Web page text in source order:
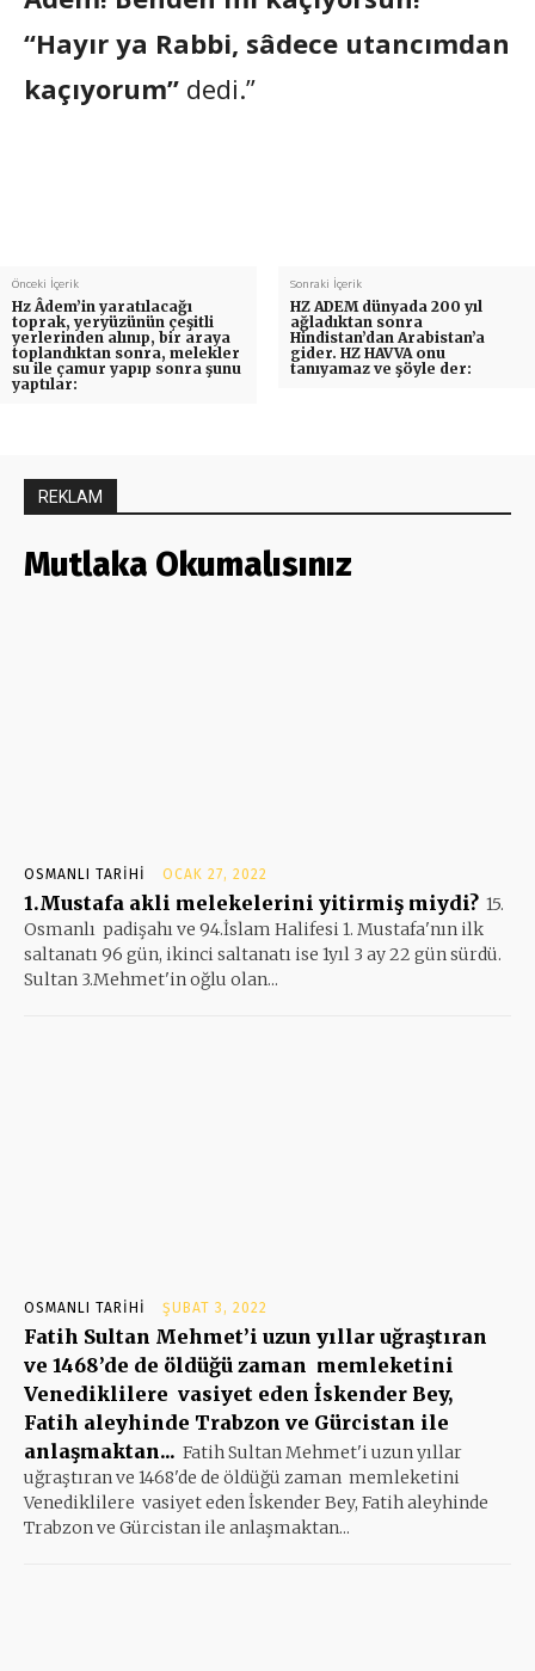
“Hayır ya Rabbi, sâdece utancımdan
kaçıyorum” dedi.”
Önceki İçerik
Hz Âdem’in yaratılacağı
toprak, yeryüzünün çeşitli
yerlerinden alınıp, bir araya
toplandıktan sonra, melekler
su ile çamur yapıp sonra şunu
yaptılar:
Sonraki İçerik
HZ ADEM dünyada 200 yıl
ağladıktan sonra
Hindistan’dan Arabistan’a
gider. HZ HAVVA onu
tanıyamaz ve şöyle der:
REKLAM
Mutlaka Okumalısınız
OSMANLI TARIHI OCAK 27, 2022
1.Mustafa akli melekelerini yitirmiş miydi? 15.
Osmanlı padişahı ve 94.İslam Halifesi 1. Mustafa'nın ilk
saltanatı 96 gün, ikinci saltanatı ise 1yıl 3 ay 22 gün sürdü.
Sultan 3.Mehmet'in oğlu olan...
OSMANLI TARIHI ŞUBAT 3, 2022
Fatih Sultan Mehmet’i uzun yıllar uğraştıran
ve 1468’de de öldüğü zaman memleketini
Venediklilere vasiyet eden İskender Bey,
Fatih aleyhinde Trabzon ve Gürcistan ile
anlaşmaktan... Fatih Sultan Mehmet'i uzun yıllar
uğraştıran ve 1468'de de öldüğü zaman memleketini
Venediklilere vasiyet eden İskender Bey, Fatih aleyhinde
Trabzon ve Gürcistan ile anlaşmaktan...